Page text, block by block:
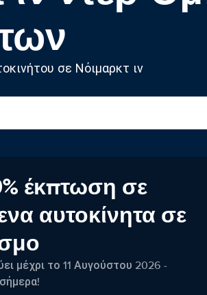
σε Νόιμαρκτ ιν
έκπτωση σε
αυτοκίνητα σε
μέχρι το 11 Αυγούστου 2026 -